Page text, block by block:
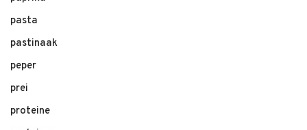
pasta
pastinaak
peper
prei
proteine